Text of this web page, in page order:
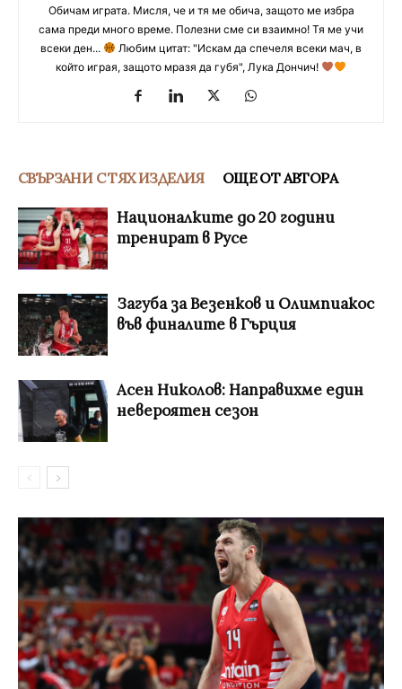
Обичам играта. Мисля, че и тя ме обича, защото ме избра
сама преди много време. Полезни сме си взаимно! Тя ме учи
всеки ден...
Любим цитат: "Искам да спечеля всеки мач, в
който играя, защото мразя да губя", Лука Дончич!
СВЪРЗАНИ С ТЯХ ИЗДЕЛИЯ ОЩЕ ОТ АВТОРА
Националките до 20 години
тренират в Русе
Загуба за Везенков и Олимпиакос
във финалите в Гърция
Асен Николов: Направихме един
невероятен сезон